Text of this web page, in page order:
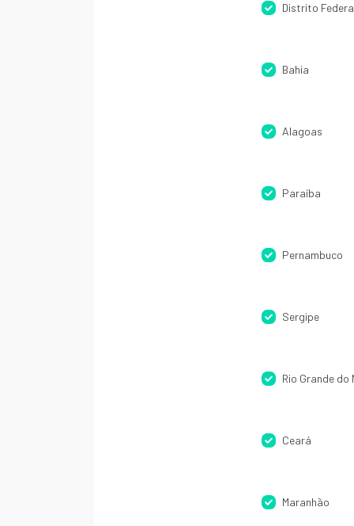
Distrito
Bahia
Alagoas
Paraíba
Pernambuco
Sergipe
Rio Grande do
Ceará
Maranhão